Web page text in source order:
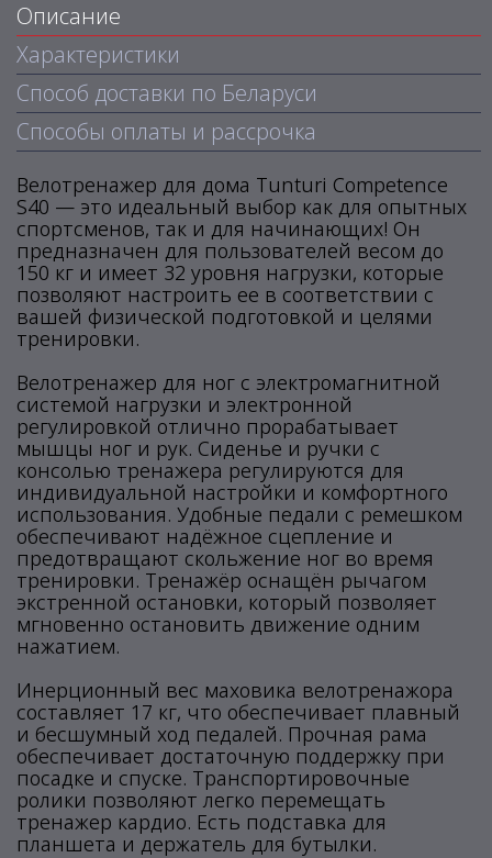
Описание
Характеристики
Способ доставки по Беларуси
Способы оплаты и рассрочка
Велотренажер для дома Tunturi Competence
S40 — это идеальный выбор как для опытных
спортсменов, так и для начинающих! Он
предназначен для пользователей весом до
150 кг и имеет 32 уровня нагрузки, которые
позволяют настроить ее в соответствии с
вашей физической подготовкой и целями
тренировки.
Велотренажер для ног с электромагнитной
системой нагрузки и электронной
регулировкой отлично прорабатывает
мышцы ног и рук. Сиденье и ручки с
консолью тренажера регулируются для
индивидуальной настройки и комфортного
использования. Удобные педали с ремешком
обеспечивают надёжное сцепление и
предотвращают скольжение ног во время
тренировки. Тренажёр оснащён рычагом
экстренной остановки, который позволяет
мгновенно остановить движение одним
нажатием.
Инерционный вес маховика велотренажора
составляет 17 кг, что обеспечивает плавный
и бесшумный ход педалей. Прочная рама
обеспечивает достаточную поддержку при
посадке и спуске. Транспортировочные
ролики позволяют легко перемещать
тренажер кардио. Есть подставка для
планшета и держатель для бутылки.